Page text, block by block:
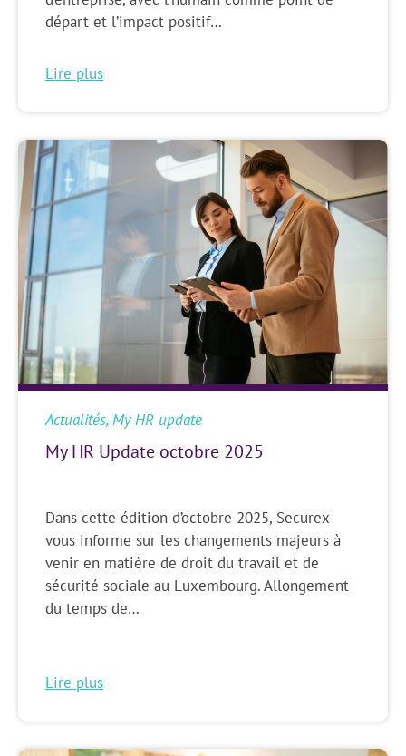
départ et l’impact positif…
Lire plus
Actualités,My HR update
My HR Update octobre 2025
Dans cette édition d’octobre 2025, Securex
vous informe sur les changements majeurs à
venir en matière de droit du travail et de
sécurité sociale au Luxembourg. Allongement
du temps de…
Lire plus